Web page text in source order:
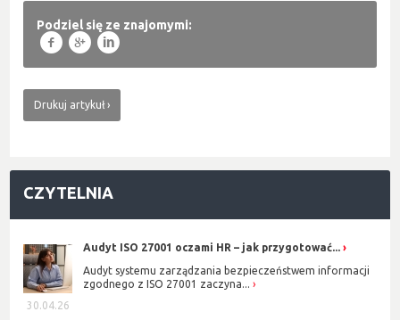
Podziel się ze znajomymi:
f g l
Drukuj artykuł
CZYTELNIA
30.04.26
Audyt ISO 27001 oczami HR – jak przygotować...
Audyt systemu zarządzania bezpieczeństwem informacji
zgodnego z ISO 27001 zaczyna...